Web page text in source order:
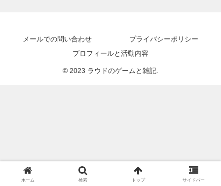
メールでの問い合わせ
プライバシーポリシー
プロフィールと活動内容
© 2023 ラウドのゲームと雑記.
ホーム 検索 トップ サイドバー